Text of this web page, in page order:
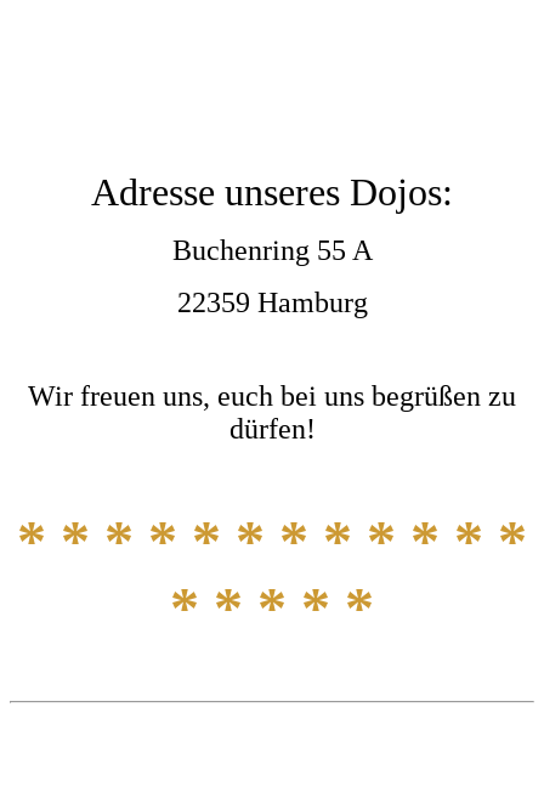
Adresse unseres Dojos:
Buchenring 55 A
22359 Hamburg
Wir freuen uns, euch bei uns begrüßen zu
dürfen!
* * * * * * * * * * * *
* * * * *